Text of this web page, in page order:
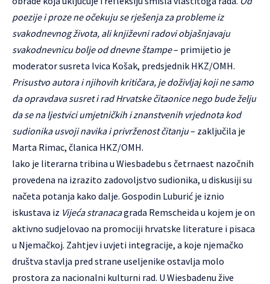
poezije i proze ne očekuju se rješenja za probleme iz
svakodnevnog života, ali književni radovi objašnjavaju
svakodnevnicu bolje od dnevne štampe– primijetio je
moderator susreta Ivica Košak, predsjednik HKZ/OMH.
Prisustvo autora i njihovih kritičara, je doživljaj koji ne samo
da opravdava susret i rad Hrvatske čitaonice nego bude želju
da se na ljestvici umjetničkih i znanstvenih vrjednota kod
sudionika usvoji navika i privrženost čitanju– zaključila je
Marta Rimac, članica HKZ/OMH.
Iako je literarna tribina u Wiesbadebu s četrnaest nazočnih
provedena na izrazito zadovoljstvo sudionika, u diskusiji su
načeta potanja kako dalje. Gospodin Luburić je iznio
iskustava iz Vijeća stranacagrada Remscheida u kojem je on
aktivno sudjelovao na promociji hrvatske literature i pisaca
u Njemačkoj. Zahtjev i uvjeti integracije, a koje njemačko
društva stavlja pred strane useljenike ostavlja molo
prostora za nacionalni kulturni rad. U Wiesbadenu žive